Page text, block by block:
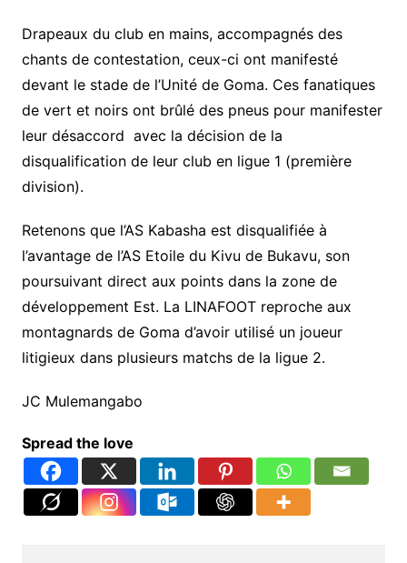
Drapeaux du club en mains, accompagnés des
chants de contestation, ceux-ci ont manifesté
devant le stade de l’Unité de Goma. Ces fanatiques
de vert et noirs ont brûlé des pneus pour manifester
leur désaccord avec la décision de la
disqualification de leur club en ligue 1 (première
division).
Retenons que l’AS Kabasha est disqualifiée à
l’avantage de l’AS Etoile du Kivu de Bukavu, son
poursuivant direct aux points dans la zone de
développement Est. La LINAFOOT reproche aux
montagnards de Goma d’avoir utilisé un joueur
litigieux dans plusieurs matchs de la ligue 2.
JC Mulemangabo
Spread the love